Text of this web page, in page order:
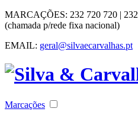
MARCAÇÕES: 232 720 720 |
(chamada p/rede fixa nacional)
EMAIL: geral@silvaecarvalhas.pt
Marcações